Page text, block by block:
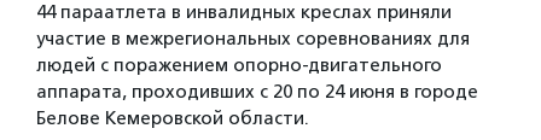
44 параатлета в инвалидных креслах приняли
участие в межрегиональных соревнованиях для
людей с поражением опорно-двигательного
аппарата, проходивших с 20 по 24 июня в городе
Белове Кемеровской области.